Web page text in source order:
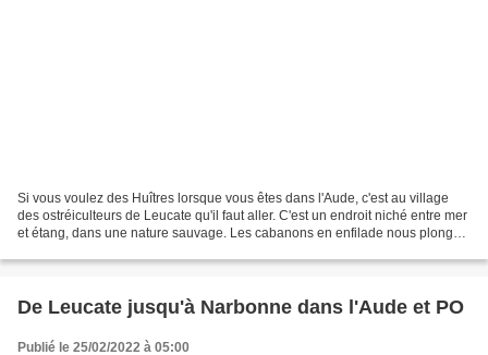
Si vous voulez des Huîtres lorsque vous êtes dans l'Aude, c'est au village
des ostréiculteurs de Leucate qu'il faut aller. C'est un endroit niché entre mer
et étang, dans une nature sauvage. Les cabanons en enfilade nous plonge
De Leucate jusqu'à Narbonne dans l'Aude et PO
Publié le 25/02/2022 à 05:00